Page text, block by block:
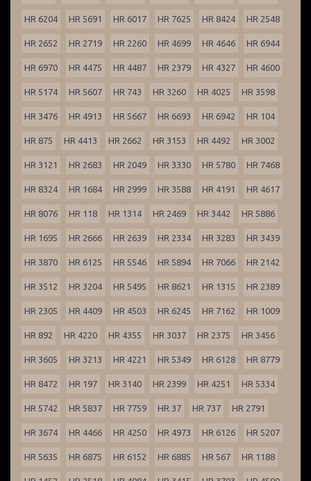
HR 6204 HR 5691 HR 6017 HR 7625 HR 8424 HR 2548
HR 2652 HR 2719 HR 2260 HR 4699 HR 4646 HR 6944
HR 6970 HR 4475 HR 4487 HR 2379 HR 4327 HR 4600
HR 5174 HR 5607 HR 743 HR 3260 HR 4025 HR 3598
HR 3476 HR 4913 HR 5667 HR 6693 HR 6942 HR 104
HR 875 HR 4413 HR 2662 HR 3153 HR 4492 HR 3002
HR 3121 HR 2683 HR 2049 HR 3330 HR 5780 HR 7468
HR 8324 HR 1684 HR 2999 HR 3588 HR 4191 HR 4617
HR 8076 HR 118 HR 1314 HR 2469 HR 3442 HR 5886
HR 1695 HR 2666 HR 2639 HR 2334 HR 3283 HR 3439
HR 3870 HR 6125 HR 5546 HR 5894 HR 7066 HR 2142
HR 3512 HR 3204 HR 5495 HR 8621 HR 1315 HR 2389
HR 2305 HR 4409 HR 4503 HR 6245 HR 7162 HR 1009
HR 892 HR 4220 HR 4355 HR 3037 HR 2375 HR 3456
HR 3605 HR 3213 HR 4221 HR 5349 HR 6128 HR 8779
HR 8472 HR 197 HR 3140 HR 2399 HR 4251 HR 5334
HR 5742 HR 5837 HR 7759 HR 37 HR 737 HR 2791
HR 3674 HR 4466 HR 4250 HR 4973 HR 6126 HR 5207
HR 5635 HR 6875 HR 6152 HR 6885 HR 567 HR 1188